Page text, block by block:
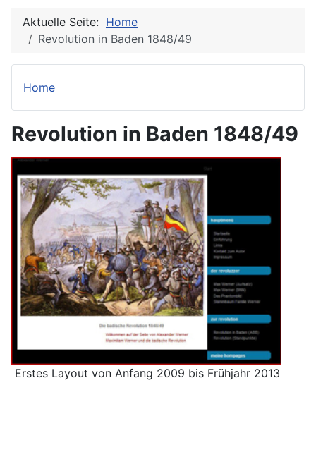
Aktuelle Seite: Home
Revolution in Baden 1848/49
Home
Revolution in Baden 1848/49
Erstes Layout von Anfang 2009 bis Frühjahr 2013